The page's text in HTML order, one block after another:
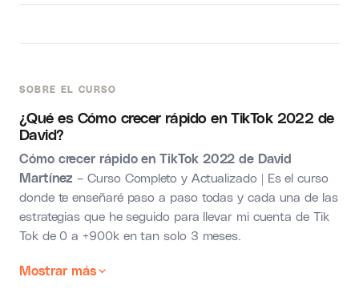
SOBRE EL CURSO
¿Qué es Cómo crecer rápido en TikTok 2022 de
David?
Cómo crecer rápido en TikTok 2022 de David
Martínez – Curso Completo y Actualizado | Es el curso
donde te enseñaré paso a paso todas y cada una de las
estrategias que he seguido para llevar mi cuenta de Tik
Tok de 0 a +900k en tan solo 3 meses.
Mostrar más